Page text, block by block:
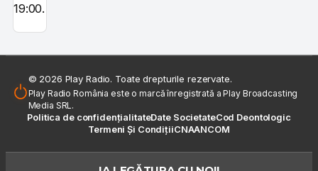
19:00.
© 2026 Play Radio. Toate drepturile rezervate.
Play Radio România este o marcă înregistrată a Play Broadcasting
Media SRL.
Politica de confidențialitateDate SocietateCod Deontologic
Termeni Și CondițiiCNAANCOM